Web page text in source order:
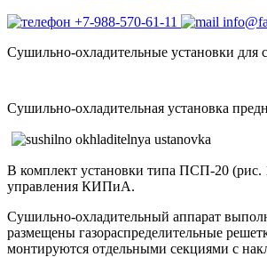
+7-988-570-61-11
Сушильно-охладительные установки для
Сушильно-охладительная установка
В комплект установки типа ПСП-20 (рис.
управления КИПиА.
Сушильно-охладительный аппарат
размещены газораспределительные
монтируются отдельными секциями с